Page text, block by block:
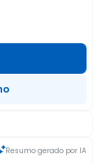
Resumo gerado por IA